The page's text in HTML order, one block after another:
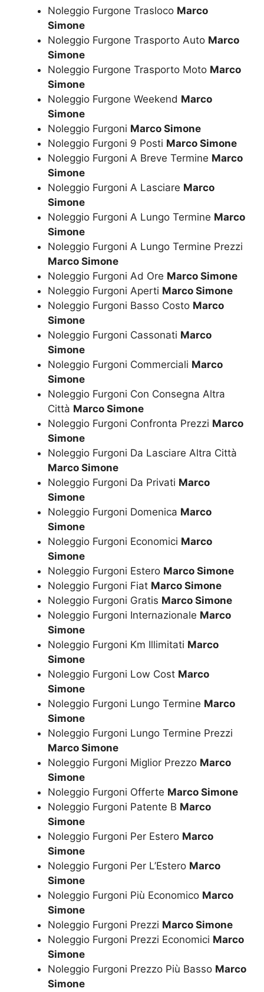
Noleggio Furgone Trasloco Marco
Simone
Noleggio Furgone Trasporto Auto Marco
Simone
Noleggio Furgone Trasporto Moto Marco
Simone
Noleggio Furgone Weekend Marco
Simone
Noleggio Furgoni Marco Simone
Noleggio Furgoni 9 Posti Marco Simone
Noleggio Furgoni A Breve Termine Marco
Simone
Noleggio Furgoni A Lasciare Marco
Simone
Noleggio Furgoni A Lungo Termine Marco
Simone
Noleggio Furgoni A Lungo Termine Prezzi
Marco Simone
Noleggio Furgoni Ad Ore Marco Simone
Noleggio Furgoni Aperti Marco Simone
Noleggio Furgoni Basso Costo Marco
Simone
Noleggio Furgoni Cassonati Marco
Simone
Noleggio Furgoni Commerciali Marco
Simone
Noleggio Furgoni Con Consegna Altra
Città Marco Simone
Noleggio Furgoni Confronta Prezzi Marco
Simone
Noleggio Furgoni Da Lasciare Altra Città
Marco Simone
Noleggio Furgoni Da Privati Marco
Simone
Noleggio Furgoni Domenica Marco
Simone
Noleggio Furgoni Economici Marco
Simone
Noleggio Furgoni Estero Marco Simone
Noleggio Furgoni Fiat Marco Simone
Noleggio Furgoni Gratis Marco Simone
Noleggio Furgoni Internazionale Marco
Simone
Noleggio Furgoni Km Illimitati Marco
Simone
Noleggio Furgoni Low Cost Marco
Simone
Noleggio Furgoni Lungo Termine Marco
Simone
Noleggio Furgoni Lungo Termine Prezzi
Marco Simone
Noleggio Furgoni Miglior Prezzo Marco
Simone
Noleggio Furgoni Offerte Marco Simone
Noleggio Furgoni Patente B Marco
Simone
Noleggio Furgoni Per Estero Marco
Simone
Noleggio Furgoni Per L’Estero Marco
Simone
Noleggio Furgoni Più Economico Marco
Simone
Noleggio Furgoni Prezzi Marco Simone
Noleggio Furgoni Prezzi Economici Marco
Simone
Noleggio Furgoni Prezzo Più Basso Marco
Simone